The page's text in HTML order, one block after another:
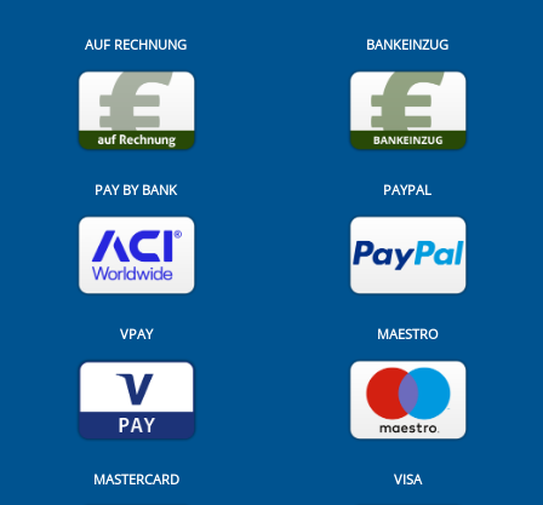
AUF RECHNUNG BANKEINZUG
PAY BY BANK PAYPAL
VPAY MAESTRO
MASTERCARD VISA